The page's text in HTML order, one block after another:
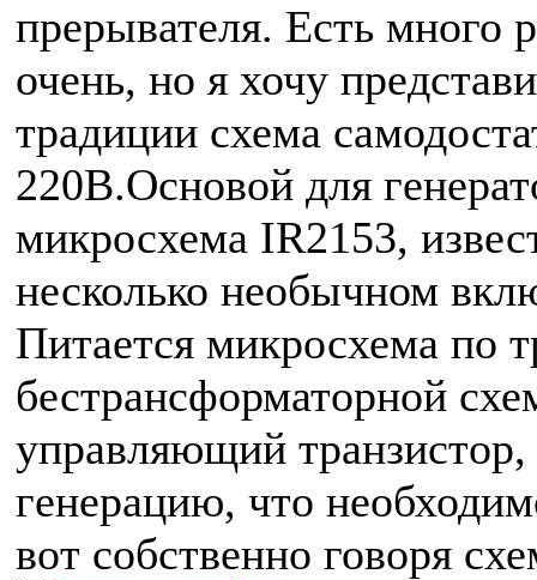
прерывателя. Есть много
очень, но я хочу
традиции схема
220В.Основой для
микросхема IR2153,
несколько необычном
Питается микросхема по
бестрансформаторной
управляющий
генерацию, что
вот собственно говоря